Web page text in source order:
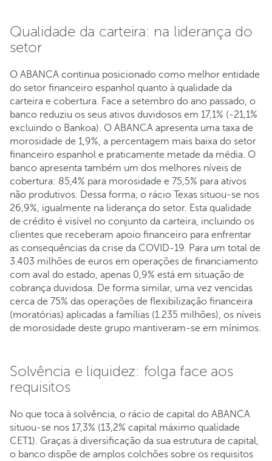
Qualidade da carteira: na liderança do
setor
O ABANCA continua posicionado como melhor entidade
do setor financeiro espanhol quanto à qualidade da
carteira e cobertura. Face a setembro do ano passado, o
banco reduziu os seus ativos duvidosos em 17,1% (-21,1%
excluindo o Bankoa). O ABANCA apresenta uma taxa de
morosidade de 1,9%, a percentagem mais baixa do setor
financeiro espanhol e praticamente metade da média. O
banco apresenta também um dos melhores níveis de
cobertura: 85,4% para morosidade e 75,5% para ativos
não produtivos. Dessa forma, o rácio Texas situou-se nos
26,9%, igualmente na liderança do setor. Esta qualidade
de crédito é visível no conjunto da carteira, incluindo os
clientes que receberam apoio financeiro para enfrentar
as consequências da crise da COVID-19. Para um total de
3.403 milhões de euros em operações de financiamento
com aval do estado, apenas 0,9% está em situação de
cobrança duvidosa. De forma similar, uma vez vencidas
cerca de 75% das operações de flexibilização financeira
(moratórias) aplicadas a famílias (1.235 milhões), os níveis
de morosidade deste grupo mantiveram-se em mínimos.
Solvência e liquidez: folga face aos
requisitos
No que toca à solvência, o rácio de capital do ABANCA
situou-se nos 17,3% (13,2% capital máximo qualidade
CET1). Graças à diversificação da sua estrutura de capital,
o banco dispõe de amplos colchões sobre os requisitos